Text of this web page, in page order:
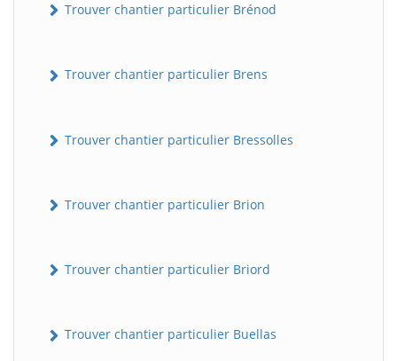
Trouver chantier particulier Brénod
Trouver chantier particulier Brens
Trouver chantier particulier Bressolles
Trouver chantier particulier Brion
Trouver chantier particulier Briord
Trouver chantier particulier Buellas